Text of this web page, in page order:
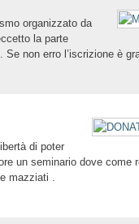
organizzato da
la parte
non erro l’iscrizione è
di poter
un seminario dove come
mazziati .